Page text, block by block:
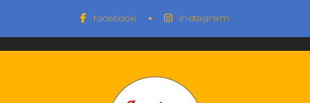
facebook instagram